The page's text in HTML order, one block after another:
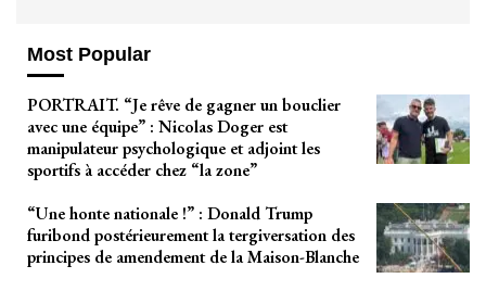
Most Popular
PORTRAIT. “Je rêve de gagner un bouclier
avec une équipe” : Nicolas Doger est
manipulateur psychologique et adjoint les
sportifs à accéder chez “la zone”
“Une honte nationale !” : Donald Trump
furibond postérieurement la tergiversation des
principes de amendement de la Maison-Blanche